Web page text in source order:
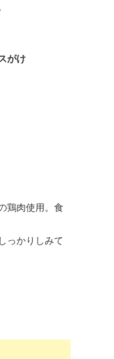
がけ
鶏肉使用。食
っかりしみて